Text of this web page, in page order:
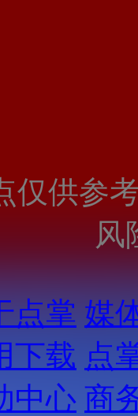
仅供参
风
点掌 媒
下载 点
中心 商